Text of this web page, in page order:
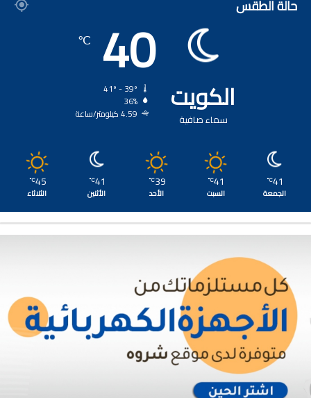
حالة الطقس
الكويت
سماء صافية
40
℃
36%
4.59 كيلومتر/ساعة
41
℃
الجمعة
41
℃
السبت
39
℃
الأحد
41
℃
الأثنين
45
℃
الثلاثاء